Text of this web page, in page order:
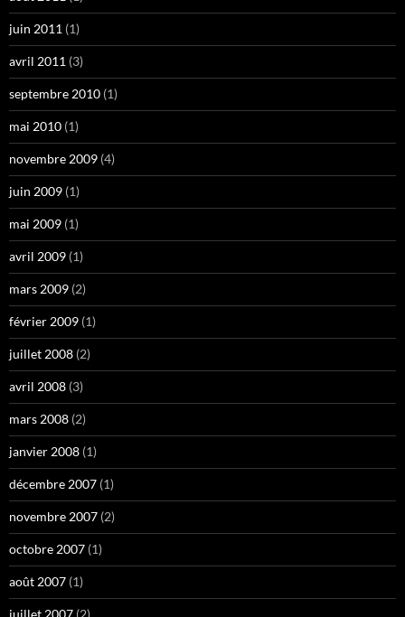
juin 2011 (1)
avril 2011 (3)
septembre 2010 (1)
mai 2010 (1)
novembre 2009 (4)
juin 2009 (1)
mai 2009 (1)
avril 2009 (1)
mars 2009 (2)
février 2009 (1)
juillet 2008 (2)
avril 2008 (3)
mars 2008 (2)
janvier 2008 (1)
décembre 2007 (1)
novembre 2007 (2)
octobre 2007 (1)
août 2007 (1)
juillet 2007 (2)